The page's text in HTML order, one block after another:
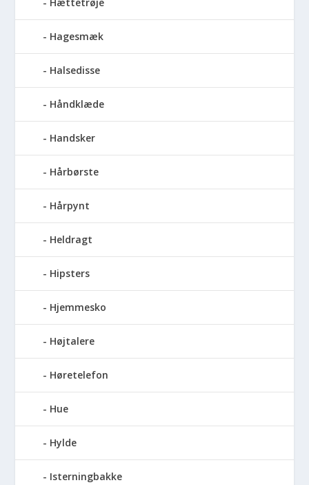
Hagesmæk
Halsedisse
Håndklæde
Handsker
Hårbørste
Hårpynt
Heldragt
Hipsters
Hjemmesko
Højtalere
Høretelefon
Hue
Hylde
Isterningbakke